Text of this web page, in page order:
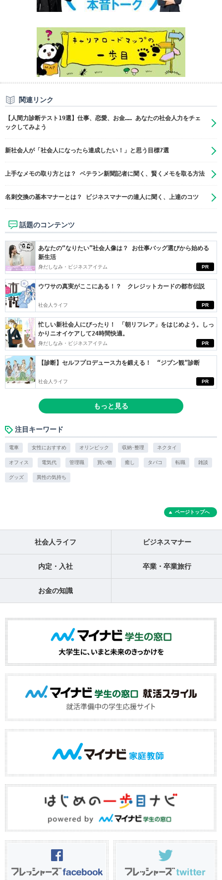
関連リンク
【人間力診断テスト19選】仕事、恋愛、お金…… あなたの社会人力をチェ
ックしてみよう
新社会人が「社会人になったら達成したい！」と思う目標7選
上手なメモの取り方とは？ ベテラン新聞記者に聞く、賢くメモを取る方法
名刺交換の基本マナーとは？ ビジネスマナーの達人に聞く、上達のコツ
話題のコンテンツ
PR
あなたの“なりたい”社会人像は？ お仕事バッグ選びから始める
新生活
身だしなみ・ビジネスアイテム
PR
ウワサの真実がここにある！？ クレジットカードの都市伝説
社会人ライフ
PR
忙しい新社会人にぴったり！ 「朝リフレア」をはじめよう。しっ
かりニオイケアして24時間快適。
身だしなみ・ビジネスアイテム
PR
【診断】セルフプロデュース力を鍛える！ “ジブン観”診断
社会人ライフ
もっと見る
注目キーワード
電車 女性におすすめ オリンピック 収納･整理 ネクタイ
オフィス 電気代 管理職 買い物 癒し タバコ 転職 雑談
グッズ 異性の気持ち
ページトップへ
社会人ライフ ビジネスマナー
内定・入社 卒業・卒業旅行
お金の知識